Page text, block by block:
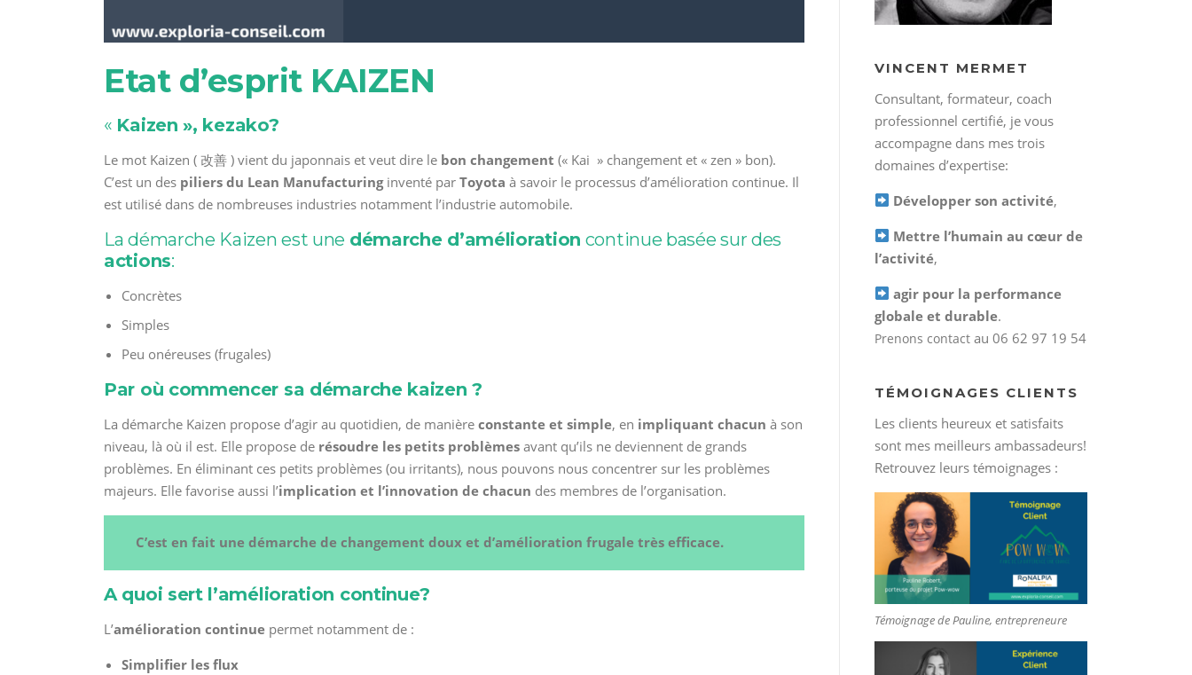
Etat d’esprit KAIZEN
« Kaizen », kezako?
Le mot Kaizen ( 改善 ) vient du japonnais et veut dire le bon changement (« Kai » changement et « zen » bon).
C’est un des piliers du Lean Manufacturinginventé par Toyota à savoir le processus d’amélioration continue. Il
est utilisé dans de nombreuses industries notamment l’industrie automobile.
La démarche Kaizen est une démarche d’amélioration continue basée sur des
actions:
Concrètes
Simples
Peu onéreuses (frugales)
Par où commencer sa démarche kaizen ?
La démarche Kaizen propose d’agir au quotidien, de manière constante et simple, en impliquant chacun à son
niveau, là où il est. Elle propose de résoudre les petits problèmes avant qu’ils ne deviennent de grands
problèmes. En éliminant ces petits problèmes (ou irritants), nous pouvons nous concentrer sur les problèmes
majeurs. Elle favorise aussi l’implication et l’innovation de chacun des membres de l’organisation.
C’est en fait une démarche de changement doux et d’amélioration frugale très efficace.
A quoi sert l’amélioration continue?
L’amélioration continue permet notamment de :
Simplifier les flux
VINCENT MERMET
Consultant, formateur, coach
professionnel certifié, je vous
accompagne dans mes trois
domaines d’expertise:
Développer son activité,
Mettre l’humain au cœur de
l’activité,
agir pour la performance
globale et durable.
Prenons contact au 06 62 97 19 54
TÉMOIGNAGES CLIENTS
Les clients heureux et satisfaits
sont mes meilleurs ambassadeurs!
Retrouvez leurs témoignages :
Témoignage de Pauline, entrepreneure